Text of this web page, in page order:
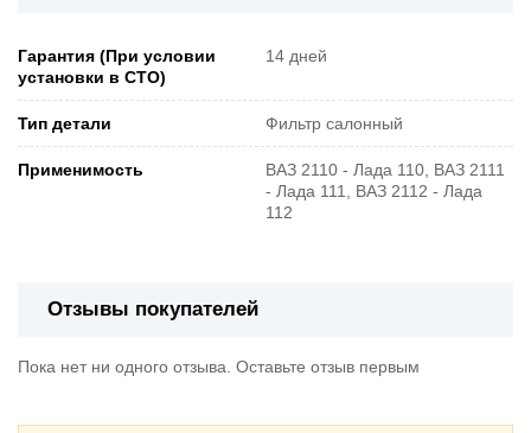
Гарантия (При условии
установки в СТО)
14 дней
Тип детали Фильтр салонный
Применимость
ВАЗ 2110 - Лада 110, ВАЗ 2111
- Лада 111, ВАЗ 2112 - Лада
112
Отзывы покупателей
Пока нет ни одного отзыва. Оставьте отзыв первым